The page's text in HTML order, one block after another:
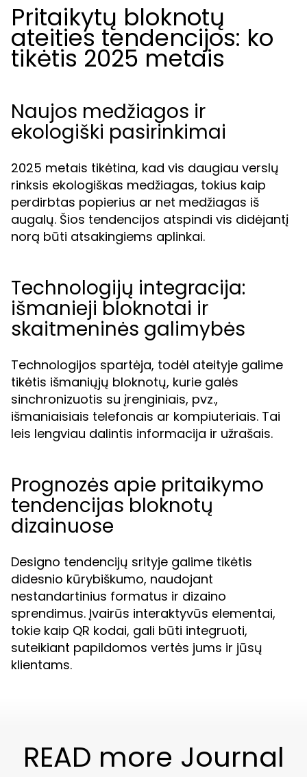
Pritaikytų bloknotų
ateities tendencijos: ko
tikėtis 2025 metais
Naujos medžiagos ir
ekologiški pasirinkimai
2025 metais tikėtina, kad vis daugiau verslų
rinksis ekologiškas medžiagas, tokius kaip
perdirbtas popierius ar net medžiagas iš
augalų. Šios tendencijos atspindi vis didėjantį
norą būti atsakingiems aplinkai.
Technologijų integracija:
išmanieji bloknotai ir
skaitmeninės galimybės
Technologijos spartėja, todėl ateityje galime
tikėtis išmaniųjų bloknotų, kurie galės
sinchronizuotis su įrenginiais, pvz.,
išmaniaisiais telefonais ar kompiuteriais. Tai
leis lengviau dalintis informacija ir užrašais.
Prognozės apie pritaikymo
tendencijas bloknotų
dizainuose
Designo tendencijų srityje galime tikėtis
didesnio kūrybiškumo, naudojant
nestandartinius formatus ir dizaino
sprendimus. Įvairūs interaktyvūs elementai,
tokie kaip QR kodai, gali būti integruoti,
suteikiant papildomos vertės jums ir jūsų
klientams.
READ more Journal